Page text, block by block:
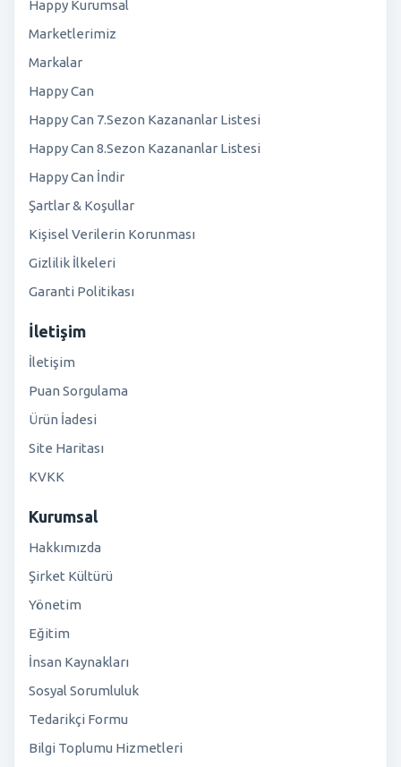
Happy Kurumsal
Marketlerimiz
Markalar
Happy Can
Happy Can 7.Sezon Kazananlar Listesi
Happy Can 8.Sezon Kazananlar Listesi
Happy Can İndir
Şartlar & Koşullar
Kişisel Verilerin Korunması
Gizlilik İlkeleri
Garanti Politikası
İletişim
İletişim
Puan Sorgulama
Ürün İadesi
Site Haritası
KVKK
Kurumsal
Hakkımızda
Şirket Kültürü
Yönetim
Eğitim
İnsan Kaynakları
Sosyal Sorumluluk
Tedarikçi Formu
Bilgi Toplumu Hizmetleri